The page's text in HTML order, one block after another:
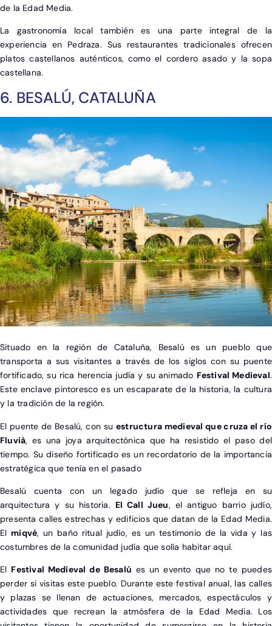
de la Edad Media.
La gastronomía local también es una parte integral de la
experiencia en Pedraza. Sus restaurantes tradicionales ofrecen
platos castellanos auténticos, como el cordero asado y la sopa
castellana.
6. BESALÚ, CATALUÑA
Situado en la región de Cataluña, Besalú es un pueblo que
transporta a sus visitantes a través de los siglos con su puente
fortificado, su rica herencia judía y su animado Festival Medieval.
Este enclave pintoresco es un escaparate de la historia, la cultura
y la tradición de la región.
El puente de Besalú, con su estructura medieval que cruza el río
Fluvià, es una joya arquitectónica que ha resistido el paso del
tiempo. Su diseño fortificado es un recordatorio de la importancia
estratégica que tenía en el pasado
Besalú cuenta con un legado judío que se refleja en su
arquitectura y su historia. El Call Jueu, el antiguo barrio judío,
presenta calles estrechas y edificios que datan de la Edad Media.
El miqvé, un baño ritual judío, es un testimonio de la vida y las
costumbres de la comunidad judía que solía habitar aquí.
El Festival Medieval de Besalú es un evento que no te puedes
perder si visitas este pueblo. Durante este festival anual, las calles
y plazas se llenan de actuaciones, mercados, espectáculos y
actividades que recrean la atmósfera de la Edad Media. Los